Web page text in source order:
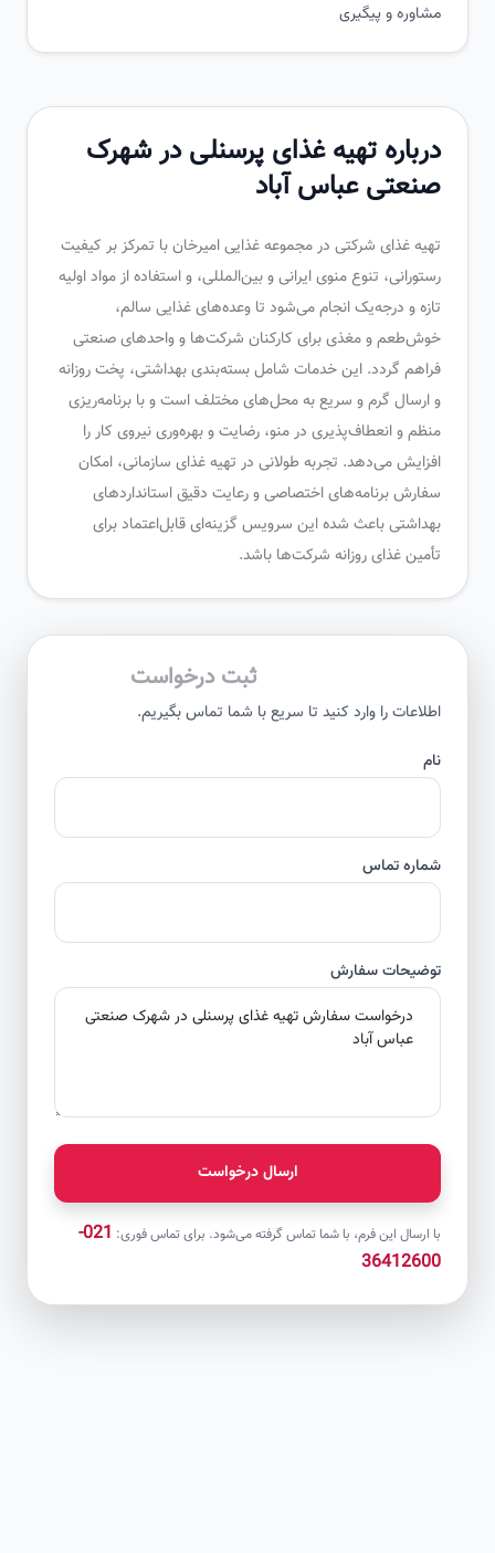
مشاوره و پیگیری
درباره تهیه غذای پرسنلی در شهرک
صنعتی عباس آباد
تهیه غذای شرکتی در مجموعه غذایی امیرخان با تمرکز بر کیفیت
رستورانی، تنوع منوی ایرانی و بین‌المللی، و استفاده از مواد اولیه
تازه و درجه‌یک انجام می‌شود تا وعده‌های غذایی سالم،
خوش‌طعم و مغذی برای کارکنان شرکت‌ها و واحدهای صنعتی
فراهم گردد. این خدمات شامل بسته‌بندی بهداشتی، پخت روزانه
و ارسال گرم و سریع به محل‌های مختلف است و با برنامه‌ریزی
منظم و انعطاف‌پذیری در منو، رضایت و بهره‌وری نیروی کار را
افزایش می‌دهد. تجربه طولانی در تهیه غذای سازمانی، امکان
سفارش برنامه‌های اختصاصی و رعایت دقیق استانداردهای
بهداشتی باعث شده این سرویس گزینه‌ای قابل‌اعتماد برای
تأمین غذای روزانه شرکت‌ها باشد.
ثبت درخواست
اطلاعات را وارد کنید تا سریع با شما تماس بگیریم.
شماره تماس
توضیحات سفارش
ارسال درخواست
با ارسال این فرم، با شما تماس گرفته می‌شود. برای تماس فوری:
021-
36412600